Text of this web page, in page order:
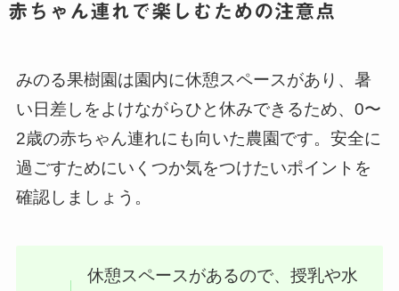
赤ちゃん連れで楽しむための注意点
みのる果樹園は園内に休憩スペースがあり、暑
い日差しをよけながらひと休みできるため、0〜
2歳の赤ちゃん連れにも向いた農園です。安全に
過ごすためにいくつか気をつけたいポイントを
確認しましょう。
休憩スペースがあるので、授乳や水